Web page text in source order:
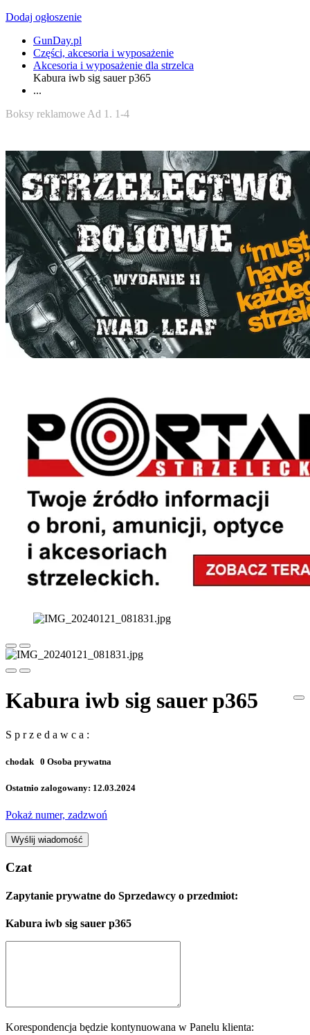
Dodaj ogłoszenie
GunDay.pl
Części, akcesoria i wyposażenie
Akcesoria i wyposażenie dla strzelca
Kabura iwb sig sauer p365
...
Boksy reklamowe Ad 1. 1-4
Kabura iwb sig sauer p365
S p r z e d a w c a :
chodak 0 Osoba prywatna
Ostatnio zalogowany: 12.03.2024
Pokaż numer, zadzwoń
Wyślij wiadomość
Czat
Zapytanie prywatne do Sprzedawcy o przedmiot:
Kabura iwb sig sauer p365
Korespondencja będzie kontynuowana w Panelu klienta: